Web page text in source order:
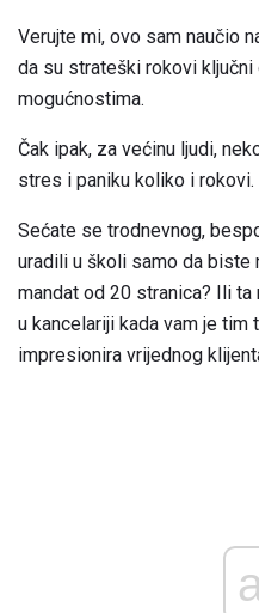
Verujte mi, ovo sam naučio
da su strateški rokovi
mogućnostima.
Čak ipak, za većinu ljudi,
stres i paniku koliko i rokovi.
Sećate se trodnevnog,
uradili u školi samo da biste
mandat od 20 stranica? Ili
u kancelariji kada vam je
impresionira vrijednog